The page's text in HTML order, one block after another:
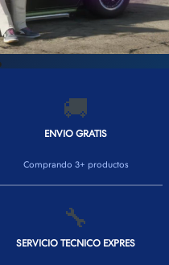
🚚
ENVIO GRATIS
Comprando 3+ productos
🔧
SERVICIO TECNICO EXPRES